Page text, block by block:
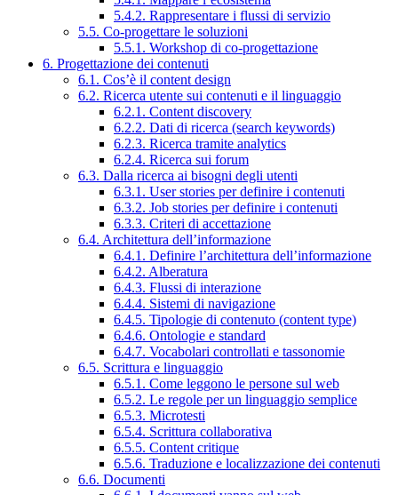
5.4.2. Rappresentare i flussi di servizio
5.5. Co-progettare le soluzioni
5.5.1. Workshop di co-progettazione
6. Progettazione dei contenuti
6.1. Cos’è il content design
6.2. Ricerca utente sui contenuti e il linguaggio
6.2.1. Content discovery
6.2.2. Dati di ricerca (search keywords)
6.2.3. Ricerca tramite analytics
6.2.4. Ricerca sui forum
6.3. Dalla ricerca ai bisogni degli utenti
6.3.1. User stories per definire i contenuti
6.3.2. Job stories per definire i contenuti
6.3.3. Criteri di accettazione
6.4. Architettura dell’informazione
6.4.1. Definire l’architettura dell’informazione
6.4.2. Alberatura
6.4.3. Flussi di interazione
6.4.4. Sistemi di navigazione
6.4.5. Tipologie di contenuto (content type)
6.4.6. Ontologie e standard
6.4.7. Vocabolari controllati e tassonomie
6.5. Scrittura e linguaggio
6.5.1. Come leggono le persone sul web
6.5.2. Le regole per un linguaggio semplice
6.5.3. Microtesti
6.5.4. Scrittura collaborativa
6.5.5. Content critique
6.5.6. Traduzione e localizzazione dei contenuti
6.6. Documenti